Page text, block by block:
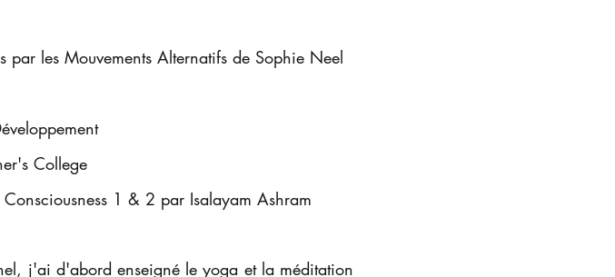
par les Mouvements Alternatifs de Sophie Neel
College
1 & 2 par Isalayam Ashram
j'ai d'abord enseigné le yoga et la méditation